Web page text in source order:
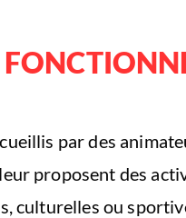
par des
proposent des
culturelles ou